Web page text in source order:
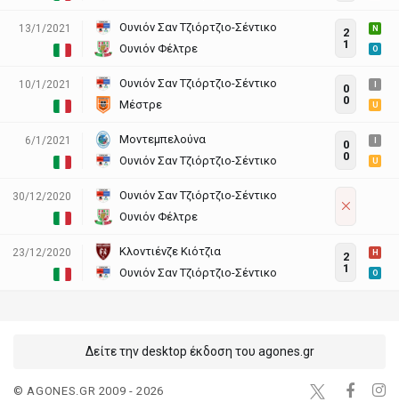
13/1/2021
Ουνιόν Σαν Τζιόρτζιο-Σέντικο
Ουνιόν Φέλτρε
2
1
N
O
10/1/2021
Ουνιόν Σαν Τζιόρτζιο-Σέντικο
Μέστρε
0
0
U
6/1/2021
Μοντεμπελούνα
Ουνιόν Σαν Τζιόρτζιο-Σέντικο
0
0
U
30/12/2020
Ουνιόν Σαν Τζιόρτζιο-Σέντικο
Ουνιόν Φέλτρε
23/12/2020
Κλοντιένζε Κιότζια
Ουνιόν Σαν Τζιόρτζιο-Σέντικο
2
1
H
O
Δείτε την desktop έκδοση του agones.gr
© AGONES.GR 2009 - 2026